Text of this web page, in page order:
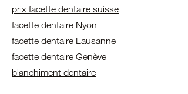
prix facette dentaire suisse
facette dentaire Nyon
facette dentaire Lausanne
facette dentaire Genève
blanchiment dentaire